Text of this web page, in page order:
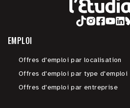
EMPLOI
Offres d'emploi par localisation
Offres d'emploi par type d'emploi
Offres d'emploi par entreprise